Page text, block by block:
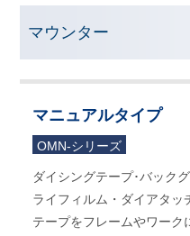
マウンター
マニュアルタイプ
OMN-シリーズ
ダイシングテープ･バック
ライフィルム・ダイアタッ
テープをフレームやワーク